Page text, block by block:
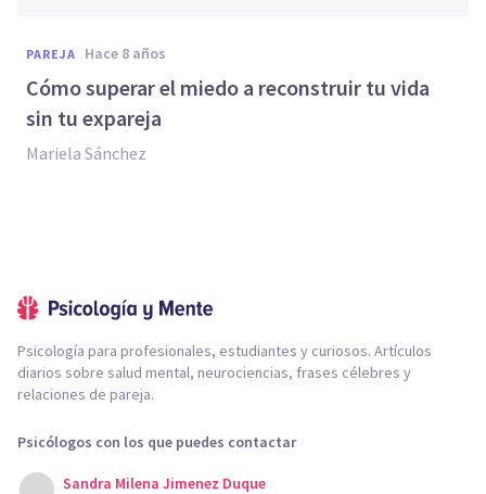
PAREJA hace 8 años
Cómo superar el miedo a reconstruir tu vida
sin tu expareja
Mariela Sánchez
Psicología para profesionales, estudiantes y curiosos. Artículos
diarios sobre salud mental, neurociencias, frases célebres y
relaciones de pareja.
Psicólogos con los que puedes contactar
Sandra Milena Jimenez Duque